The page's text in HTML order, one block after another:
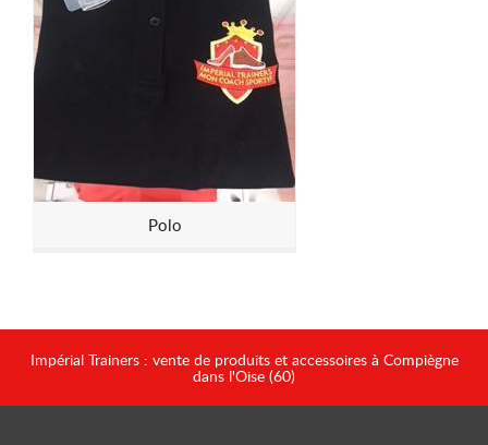
Polo
Impérial Trainers : vente de produits et accessoires à Compiègne
dans l'Oise (60)